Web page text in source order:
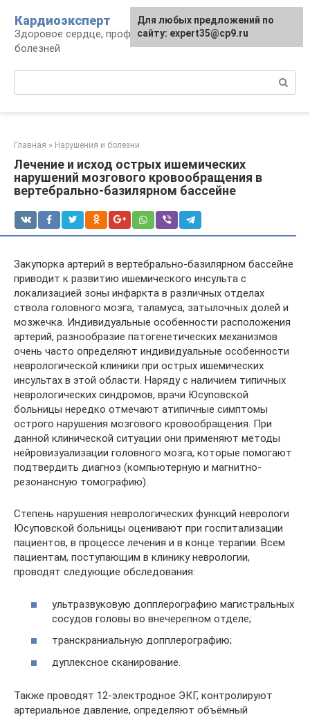
контенту
Кардиоэксперт
Здоровое сердце, профилактика и лечение
болезней
Главная » Нарушения и болезни
Лечение и исход острых ишемических
нарушений мозгового кровообращения в
вертебрально-базилярном бассейне
Закупорка артерий в вертебрально-базилярном бассейне
приводит к развитию ишемического инсульта с
локализацией зоны инфаркта в различных отделах
ствола головного мозга, таламуса, затылочных долей и
мозжечка. Индивидуальные особенности расположения
артерий, разнообразие патогенетических механизмов
очень часто определяют индивидуальные особенности
неврологической клиники при острых ишемических
инсультах в этой области. Наряду с наличием типичных
неврологических синдромов, врачи Юсуповской
больницы нередко отмечают атипичные симптомы
острого нарушения мозгового кровообращения. При
данной клинической ситуации они применяют методы
нейровизуализации головного мозга, которые помогают
подтвердить диагноз (компьютерную и магнитно-
резонансную томографию).
Степень нарушения неврологических функций неврологи
Юсуповской больницы оценивают при госпитализации
пациентов, в процессе лечения и в конце терапии. Всем
пациентам, поступающим в клинику неврологии,
проводят следующие обследования:
ультразвуковую допплерографию магистральных
сосудов головы во внечерепном отделе;
транскраниальную допплерографию;
дуплексное сканирование.
Также проводят 12-электродное ЭКГ, контролируют
артериальное давление, определяют объёмный
Для любых предложений по
сайту: expert35@cp9.ru